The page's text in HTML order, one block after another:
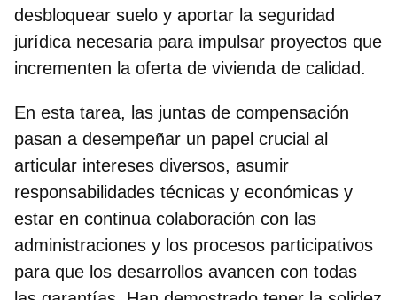
desbloquear suelo y aportar la seguridad
jurídica necesaria para impulsar proyectos que
incrementen la oferta de vivienda de calidad.
En esta tarea, las juntas de compensación
pasan a desempeñar un papel crucial al
articular intereses diversos, asumir
responsabilidades técnicas y económicas y
estar en continua colaboración con las
administraciones y los procesos participativos
para que los desarrollos avancen con todas